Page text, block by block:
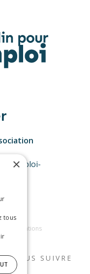
Mentions
NOUS SUIVRE
×
tous